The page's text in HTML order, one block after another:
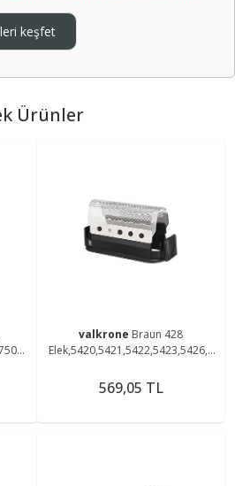
keşfet
Ürünler
valkrone Braun 428
Elek,5420,5421,5422,5423,5426,5
Makinesi Uyumlu Elek
569,05 TL